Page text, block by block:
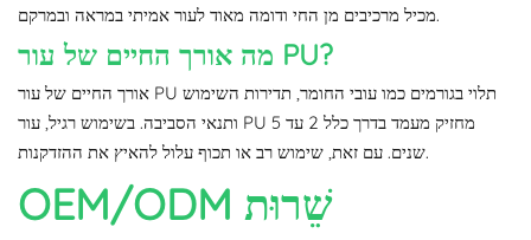
מכיל מרכיבים מן החי ודומה מאוד לעור אמיתי במראה ובמרקם.
מה אורך החיים של עור PU?
אורך החיים של עור PU תלוי בגורמים כמו עובי החומר, תדירות השימוש
ותנאי הסביבה. בשימוש רגיל, עור PU מחזיק מעמד בדרך כלל 2 עד 5
שנים. עם זאת, שימוש רב או תכוף עלול להאיץ את ההזדקנות.
OEM/ODM שֵׁרוּת